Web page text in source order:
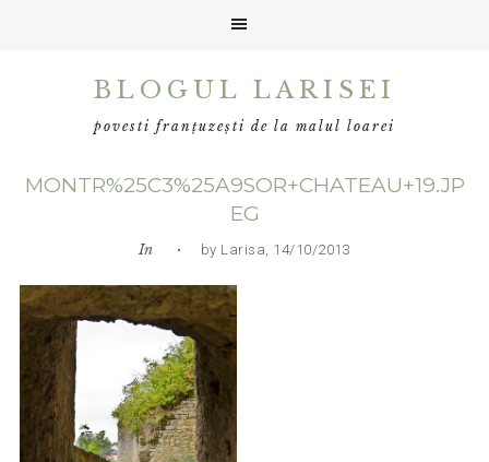
BLOGUL LARISEI
povesti franțuzești de la malul loarei
MONTR%25C3%25A9SOR+CHATEAU+19.JP
EG
In • by Larisa, 14/10/2013